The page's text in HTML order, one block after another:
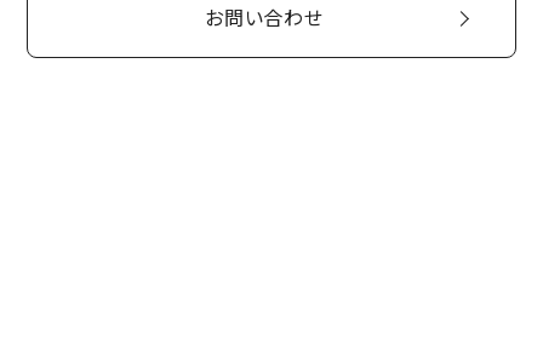
お問い合わせ